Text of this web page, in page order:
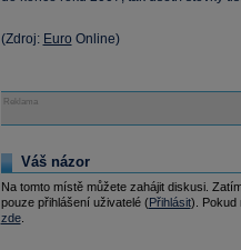
(Zdroj: Euro Online)
Reklama
Váš názor
Na tomto místě můžete zahájit diskusi.
pouze přihlášení uživatelé (Přihlásit). Pokud
zde.